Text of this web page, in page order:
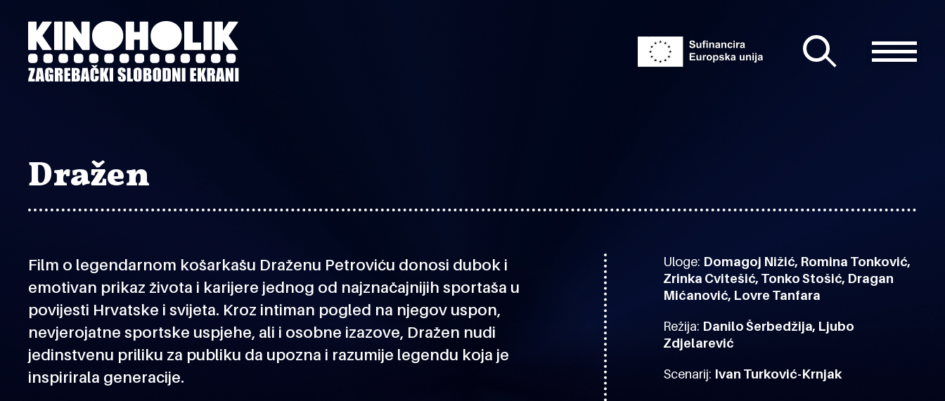
sadržaj
Dražen
Film o legendarnom košarkašu Draženu Petroviću donosi dubok i
emotivan prikaz života i karijere jednog od najznačajnijih sportaša u
povijesti Hrvatske i svijeta. Kroz intiman pogled na njegov uspon,
nevjerojatne sportske uspjehe, ali i osobne izazove, Dražen nudi
jedinstvenu priliku za publiku da upozna i razumije legendu koja je
inspirirala generacije.
Uloge: Domagoj Nižić, Romina Tonković,
Zrinka Cvitešić, Tonko Stošić, Dragan
Mićanović, Lovre Tanfara
Režija: Danilo Šerbedžija, Ljubo
Zdjelarević
Scenarij: Ivan Turković-Krnjak